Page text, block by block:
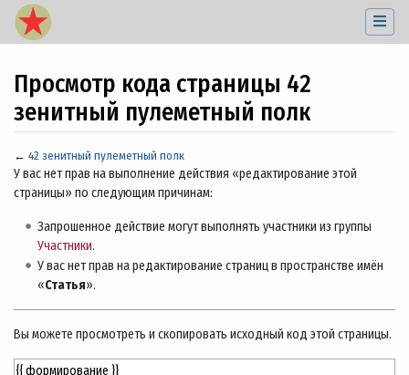
Просмотр кода страницы 42
зенитный пулеметный полк
← 42 зенитный пулеметный полк
Перейти к:навигация,поиск
У вас нет прав на выполнение действия «редактирование этой
страницы» по следующим причинам:
Запрошенное действие могут выполнять участники из группы
Участники.
У вас нет прав на редактирование страниц в пространстве имён
«Статья».
Вы можете просмотреть и скопировать исходный код этой страницы.